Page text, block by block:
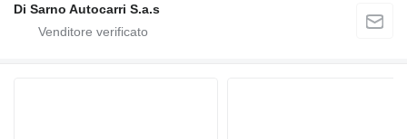
Di Sarno Autocarri S.a.s